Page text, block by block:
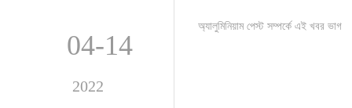
04-14
2022
অ্যালুমিনিয়াম পেস্ট সম্পর্কে এই খবর ভাগ